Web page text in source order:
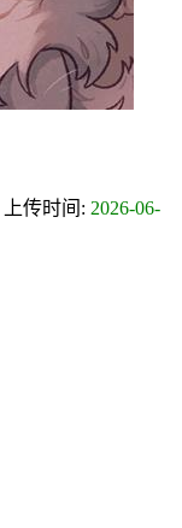
上传时间: 2026-06-